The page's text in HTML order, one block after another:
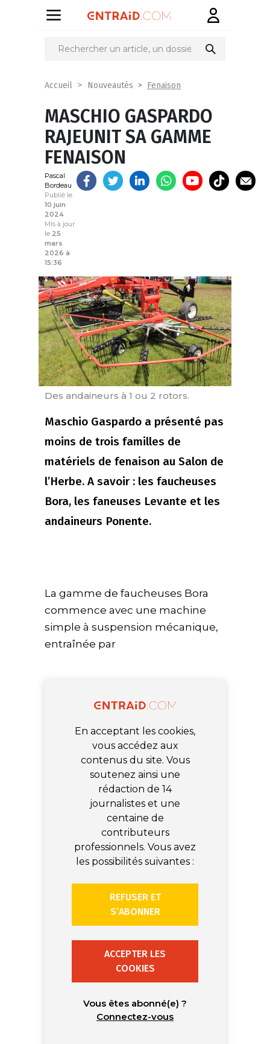
Partager
Accueil Nouveautés Fenaison
MASCHIO GASPARDO
RAJEUNIT SA GAMME
FENAISON
Pascal
Bordeau
Publié le
10 juin
2024
Mis à jour
le 25
mars
2026 à
15:36
Des andaineurs à 1 ou 2 rotors.
Maschio Gaspardo a présenté pas
moins de trois familles de
matériels de fenaison au Salon de
l’Herbe. A savoir : les faucheuses
Bora, les faneuses Levante et les
andaineurs Ponente.
La gamme de faucheuses Bora
commence avec une machine
simple à suspension mécanique,
entraînée par
En acceptant les cookies,
vous accédez aux
contenus du site. Vous
soutenez ainsi une
rédaction de 14
journalistes et une
centaine de
contributeurs
professionnels. Vous avez
les possibilités suivantes :
REFUSER ET
S’ABONNER
ACCEPTER LES
COOKIES
Vous êtes abonné(e) ?
Connectez-vous